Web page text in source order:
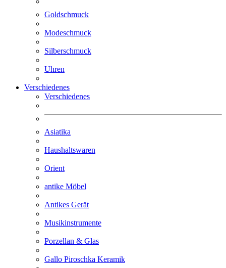
Goldschmuck
Modeschmuck
Silberschmuck
Uhren
Verschiedenes
Verschiedenes
Asiatika
Haushalts­waren
Orient
antike Möbel
Antikes Gerät
Musik­instrumente
Porzellan & Glas
Gallo Piroschka Keramik